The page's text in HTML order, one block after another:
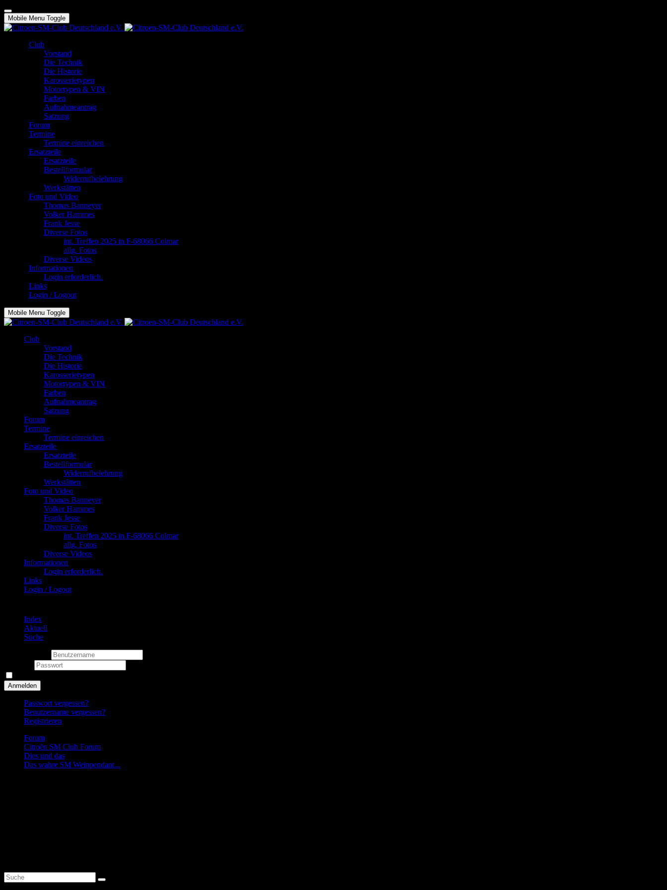
Mobile Menu Toggle
Club
Vorstand
Die Technik
Die Historie
Karosserietypen
Motortypen & VIN
Farben
Aufnahmeantrag
Satzung
Forum
Termine
Termine einreichen
Ersatzteile
Ersatzteile
Bestellformular
Widerrufbelehrung
Werkstätten
Foto und Video
Thomas Banneyer
Volker Hammes
Frank Jesse
Diverse Fotos
int. Treffen 2025 in F-68066 Colmar
allg. Fotos
Diverse Videos
Informationen
Login erforderlich.
Links
Login / Logout
Mobile Menu Toggle
Club
Vorstand
Die Technik
Die Historie
Karosserietypen
Motortypen & VIN
Farben
Aufnahmeantrag
Satzung
Forum
Termine
Termine einreichen
Ersatzteile
Ersatzteile
Bestellformular
Widerrufbelehrung
Werkstätten
Foto und Video
Thomas Banneyer
Volker Hammes
Frank Jesse
Diverse Fotos
int. Treffen 2025 in F-68066 Colmar
allg. Fotos
Diverse Videos
Informationen
Login erforderlich.
Links
Login / Logout
Index
Aktuell
Suche
Anmelden
Passwort vergessen?
Benutzername vergessen?
Registrieren
Forum
Citroën SM Club Forum
Dies und das
Das wahre SM Weinpendant...